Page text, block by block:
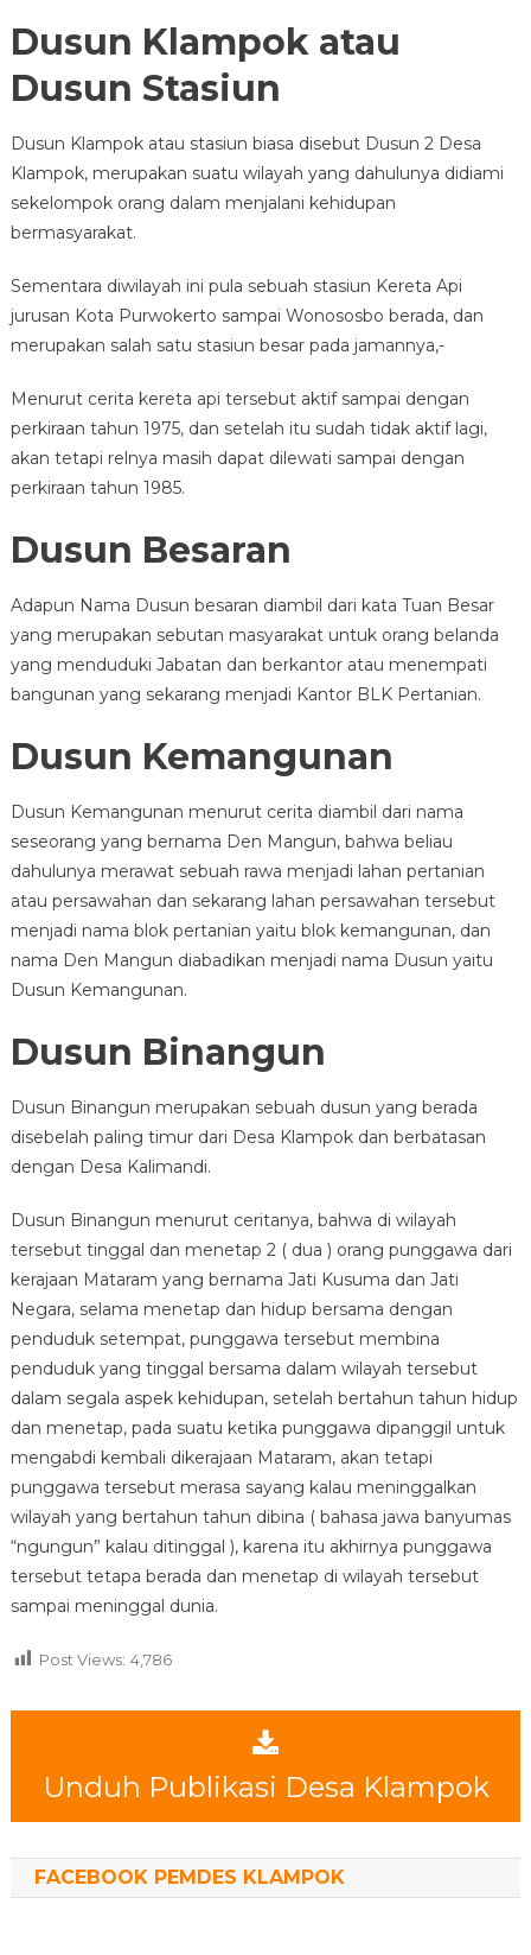
Dusun Klampok atau
Dusun Stasiun
Dusun Klampok atau stasiun biasa disebut Dusun 2 Desa
Klampok, merupakan suatu wilayah yang dahulunya didiami
sekelompok orang dalam menjalani kehidupan
bermasyarakat.
Sementara diwilayah ini pula sebuah stasiun Kereta Api
jurusan Kota Purwokerto sampai Wonososbo berada, dan
merupakan salah satu stasiun besar pada jamannya,-
Menurut cerita kereta api tersebut aktif sampai dengan
perkiraan tahun 1975, dan setelah itu sudah tidak aktif lagi,
akan tetapi relnya masih dapat dilewati sampai dengan
perkiraan tahun 1985.
Dusun Besaran
Adapun Nama Dusun besaran diambil dari kata Tuan Besar
yang merupakan sebutan masyarakat untuk orang belanda
yang menduduki Jabatan dan berkantor atau menempati
bangunan yang sekarang menjadi Kantor BLK Pertanian.
Dusun Kemangunan
Dusun Kemangunan menurut cerita diambil dari nama
seseorang yang bernama Den Mangun, bahwa beliau
dahulunya merawat sebuah rawa menjadi lahan pertanian
atau persawahan dan sekarang lahan persawahan tersebut
menjadi nama blok pertanian yaitu blok kemangunan, dan
nama Den Mangun diabadikan menjadi nama Dusun yaitu
Dusun Kemangunan.
Dusun Binangun
Dusun Binangun merupakan sebuah dusun yang berada
disebelah paling timur dari Desa Klampok dan berbatasan
dengan Desa Kalimandi.
Dusun Binangun menurut ceritanya, bahwa di wilayah
tersebut tinggal dan menetap 2 ( dua ) orang punggawa dari
kerajaan Mataram yang bernama Jati Kusuma dan Jati
Negara, selama menetap dan hidup bersama dengan
penduduk setempat, punggawa tersebut membina
penduduk yang tinggal bersama dalam wilayah tersebut
dalam segala aspek kehidupan, setelah bertahun tahun hidup
dan menetap, pada suatu ketika punggawa dipanggil untuk
mengabdi kembali dikerajaan Mataram, akan tetapi
punggawa tersebut merasa sayang kalau meninggalkan
wilayah yang bertahun tahun dibina ( bahasa jawa banyumas
“ngungun” kalau ditinggal ), karena itu akhirnya punggawa
tersebut tetapa berada dan menetap di wilayah tersebut
sampai meninggal dunia.
Post Views: 4,786
Unduh Publikasi Desa Klampok
FACEBOOK PEMDES KLAMPOK